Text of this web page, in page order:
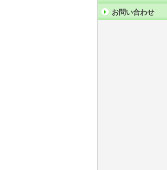
お問い合わせ